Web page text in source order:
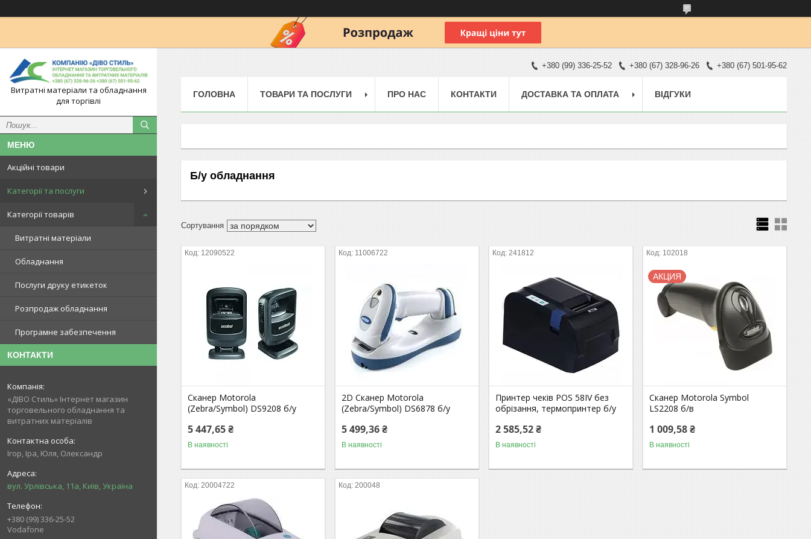
Витратні матеріали та обладнання
для торгівлі
Акційні товари
Категорії та послуги
Категорії товарів
Витратні матеріали
Обладнання
Послуги друку етикеток
Розпродаж обладнання
Програмне забезпечення
КОНТАКТИ
«ДІВО Стиль» Інтернет магазин
торговельного обладнання та
витратних матеріалів
Ігор, Іра, Юля, Олександр
вул. Урлівська, 11а, Київ, Україна
+380 (99) 336-25-52
Vodafone
+380 (99) 336-25-52 +380 (67) 328-96-26 +380 (67) 501-95-62
ГОЛОВНА ТОВАРИ ТА ПОСЛУГИ ПРО НАС КОНТАКТИ ДОСТАВКА ТА ОПЛАТА ВІДГУКИ
Б/у обладнання
12090522
Сканер Motorola
(Zebra/Symbol) DS9208 б/у
5 447,65 ₴
В наявності
11006722
2D Сканер Motorola
(Zebra/Symbol) DS6878 б/у
5 499,36 ₴
В наявності
241812
Принтер чеків POS 58IV без
обрізання, термопринтер б/у
2 585,52 ₴
В наявності
102018
АКЦИЯ
Сканер Motorola Symbol
LS2208 б/в
1 009,58 ₴
В наявності
20004722 200048